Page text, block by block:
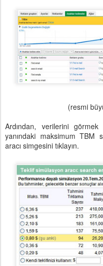
(resmi
Ardından, verilerini
yanındaki maksimum TBM
aracı simgesini tıklayın.